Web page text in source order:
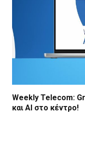
Weekly Telecom:
και AI στο κέντρο!